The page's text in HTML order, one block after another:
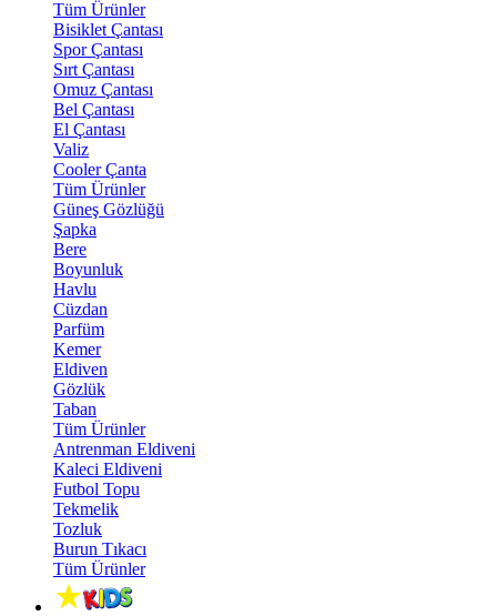
Tüm Ürünler
Bisiklet Çantası
Spor Çantası
Sırt Çantası
Omuz Çantası
Bel Çantası
El Çantası
Valiz
Cooler Çanta
Tüm Ürünler
Güneş Gözlüğü
Şapka
Bere
Boyunluk
Havlu
Cüzdan
Parfüm
Kemer
Eldiven
Gözlük
Taban
Tüm Ürünler
Antrenman Eldiveni
Kaleci Eldiveni
Futbol Topu
Tekmelik
Tozluk
Burun Tıkacı
Tüm Ürünler